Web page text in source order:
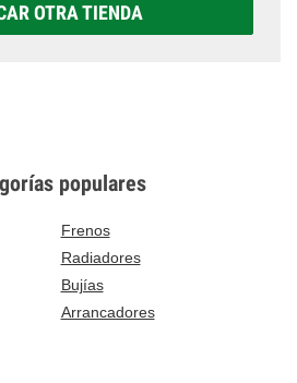
OTRA TIENDA
populares
Frenos
Radiadores
Bujías
Arrancadores